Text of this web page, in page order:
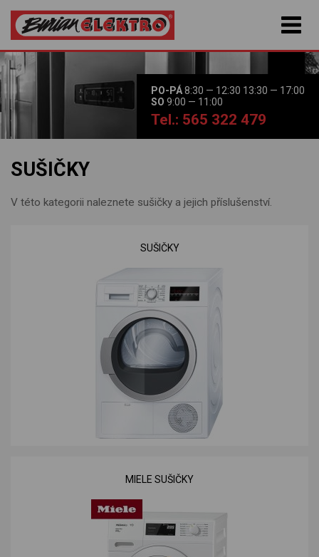
PO-PÁ8:30 — 12:30 13:30 — 17:00
SO 9:00 — 11:00
Tel.: 565 322 479
SUŠIČKY
V této kategorii naleznete sušičky a jejich příslušenství.
SUŠIČKY
MIELE SUŠIČKY